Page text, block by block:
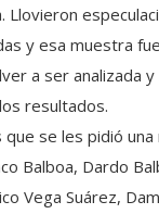
Llovieron
y esa muestra
a ser analizada
resultados.
que se les pidió
Balboa, Dardo
Vega Suárez,